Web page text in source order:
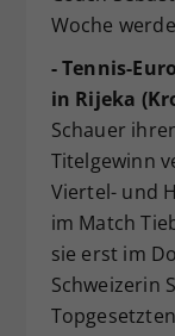
Woche
- Tennis-
in Rijeka
Schauer
Titelgewinn
Viertel- und
im Match
sie erst im
Schweizerin